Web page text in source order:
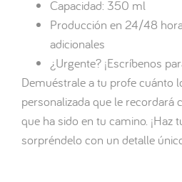
Capacidad: 350 ml
Producción en 24/48
adicionales
¿Urgente? ¡Escríbenos
Demuéstrale a tu profe cuánto
personalizada que le recordará
que ha sido en tu camino. ¡Haz
sorpréndelo con un detalle